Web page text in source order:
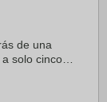
de una
solo cinco